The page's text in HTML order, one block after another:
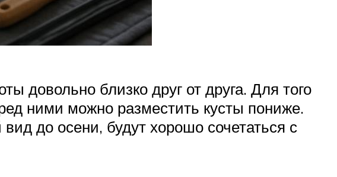
довольно близко друг от друга. Для того
ними можно разместить кусты пониже.
до осени, будут хорошо сочетаться с